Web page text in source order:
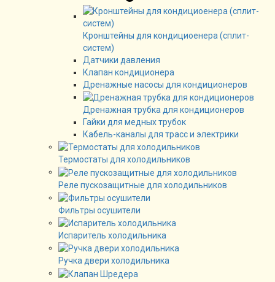
Кронштейны для кондициоенера (сплит-
систем)
Датчики давления
Клапан кондиционера
Дренажные насосы для кондиционеров
Дренажная трубка для кондиционеров
Гайки для медных трубок
Кабель-каналы для трасс и электрики
Термостаты для холодильников
Реле пускозащитные для холодильников
Фильтры осушители
Испаритель холодильника
Ручка двери холодильника